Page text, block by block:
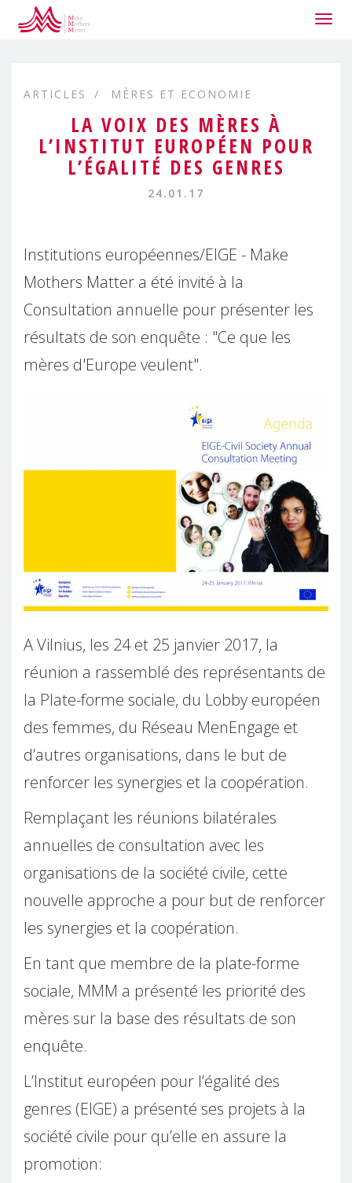
ARTICLES MÈRES ET ECONOMIE
LA VOIX DES MÈRES À
L’INSTITUT EUROPÉEN POUR
L’ÉGALITÉ DES GENRES
24.01.17
Institutions européennes/EIGE - Make
Mothers Matter a été invité à la
Consultation annuelle pour présenter les
résultats de son enquête : "Ce que les
mères d'Europe veulent".
A Vilnius, les 24 et 25 janvier 2017, la
réunion a rassemblé des représentants de
la Plate-forme sociale, du Lobby européen
des femmes, du Réseau MenEngage et
d’autres organisations, dans le but de
renforcer les synergies et la coopération.
Remplaçant les réunions bilatérales
annuelles de consultation avec les
organisations de la société civile, cette
nouvelle approche a pour but de renforcer
les synergies et la coopération.
En tant que membre de la plate-forme
sociale, MMM a présenté les priorité des
mères sur la base des résultats de son
enquête.
L’Institut européen pour l’égalité des
genres (EIGE) a présenté ses projets à la
société civile pour qu’elle en assure la
promotion: